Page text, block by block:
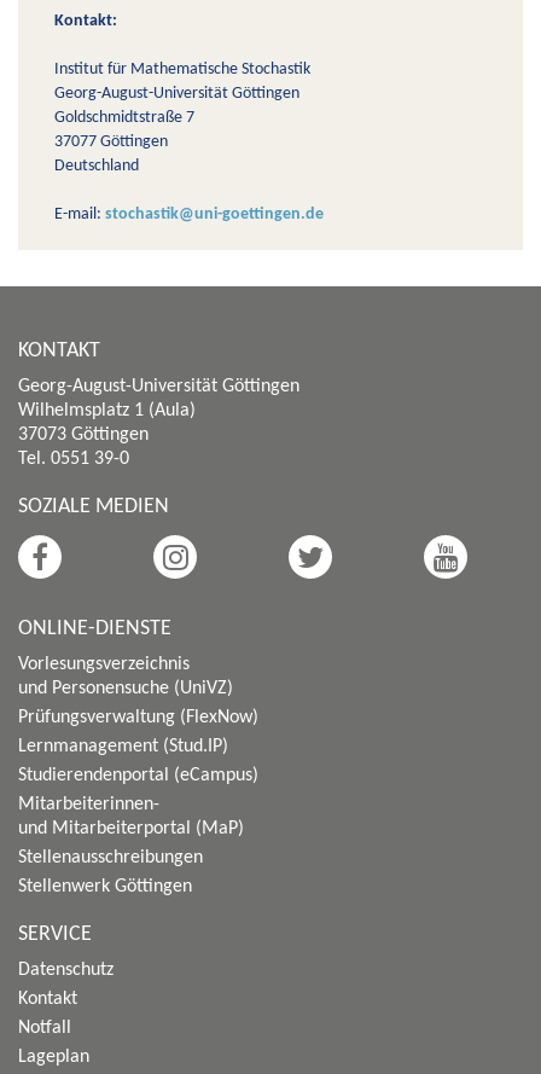
Kontakt:
Institut für Mathematische Stochastik
Georg-August-Universität Göttingen
Goldschmidtstraße 7
37077 Göttingen
Deutschland
E-mail: stochastik@uni-goettingen.de
KONTAKT
Georg-August-Universität Göttingen
Wilhelmsplatz 1 (Aula)
37073 Göttingen
Tel. 0551 39-0
SOZIALE MEDIEN
ONLINE-DIENSTE
Vorlesungsverzeichnis
und Personensuche (UniVZ)
Prüfungsverwaltung (FlexNow)
Lernmanagement (Stud.IP)
Studierendenportal (eCampus)
Mitarbeiterinnen-
und Mitarbeiterportal (MaP)
Stellenausschreibungen
Stellenwerk Göttingen
SERVICE
Datenschutz
Kontakt
Notfall
Lageplan